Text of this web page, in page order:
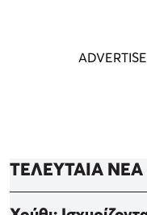
ΤΕΛΕΥΤΑΙΑ ΝΕΑ